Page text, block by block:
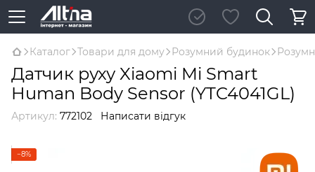
Каталог Товари для дому Розумний будинок
Датчик руху Xiaomi Mi Smart
Human Body Sensor (YTC4041GL)
Артикул: 772102 Написати відгук
−8%